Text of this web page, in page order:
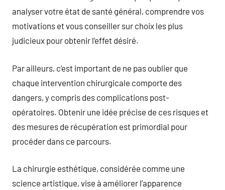
analyser votre état de santé général, comprendre vos
motivations et vous conseiller sur choix les plus
judicieux pour obtenir l’effet désiré.
Par ailleurs, c’est important de ne pas oublier que
chaque intervention chirurgicale comporte des
dangers, y compris des complications post-
opératoires. Obtenir une idée précise de ces risques et
des mesures de récupération est primordial pour
procéder dans ce parcours.
La chirurgie esthétique, considérée comme une
science artistique, vise à améliorer l’apparence